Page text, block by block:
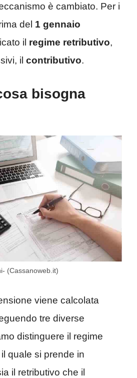
è cambiato. Per i
del 1 gennaio
il regime retributivo,
il contributivo.
bisogna
(Cassanoweb.it)
viene calcolata
tre diverse
distinguere il regime
quale si prende in
il retributivo che il